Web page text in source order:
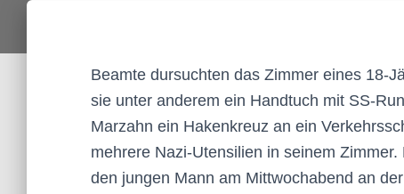
Beamte dursuchten das Zimmer eines 18-
sie unter anderem ein Handtuch mit SS-
Marzahn ein Hakenkreuz an ein
mehrere Nazi-Utensilien in seinem
den jungen Mann am Mittwochabend an